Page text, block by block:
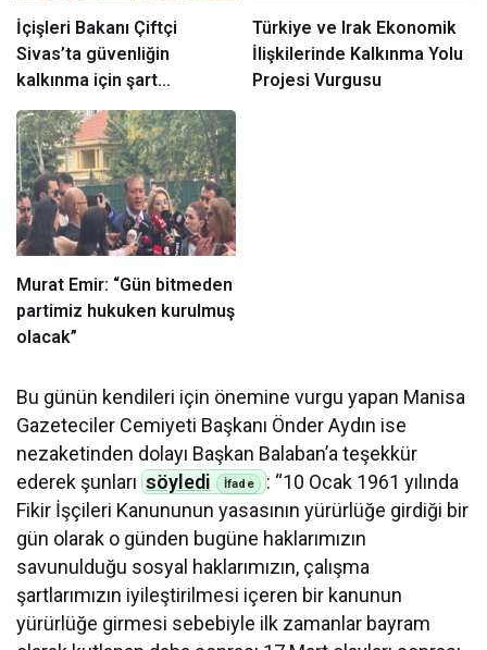
İçişleri Bakanı Çiftçi
Sivas’ta güvenliğin
kalkınma için şart
olduğunu vurguladı
Türkiye ve Irak Ekonomik
İlişkilerinde Kalkınma Yolu
Projesi Vurgusu
Murat Emir: “Gün bitmeden
partimiz hukuken kurulmuş
olacak”
Bu günün kendileri için önemine vurgu yapan Manisa
Gazeteciler Cemiyeti Başkanı Önder Aydın ise
nezaketinden dolayı Başkan Balaban’a teşekkür
ederek şunları söyledi
: “10 Ocak 1961 yılında
Fikir İşçileri Kanununun yasasının yürürlüğe girdiği bir
gün olarak o günden bugüne haklarımızın
savunulduğu sosyal haklarımızın, çalışma
şartlarımızın iyileştirilmesi içeren bir kanunun
yürürlüğe girmesi sebebiyle ilk zamanlar bayram